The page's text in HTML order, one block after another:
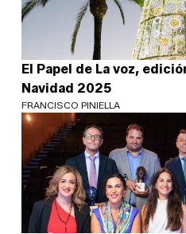
El Papel de La voz,
Navidad 2025
FRANCISCO PINIELLA